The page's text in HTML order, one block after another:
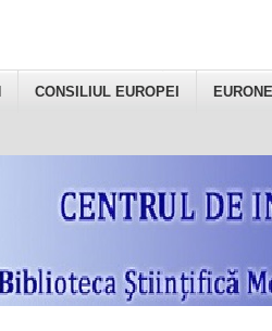
CONSILIUL EUROPEI